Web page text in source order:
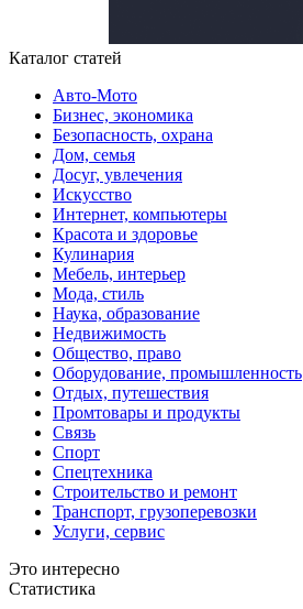
Каталог статей
Авто-Мото
Бизнес, экономика
Безопасность, охрана
Дом, семья
Досуг, увлечения
Искусство
Интернет, компьютеры
Красота и здоровье
Кулинария
Мебель, интерьер
Мода, стиль
Наука, образование
Недвижимость
Общество, право
Оборудование, промышленность
Отдых, путешествия
Промтовары и продукты
Связь
Спорт
Спецтехника
Строительство и ремонт
Транспорт, грузоперевозки
Услуги, сервис
Это интересно
Статистика